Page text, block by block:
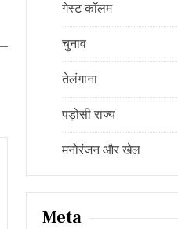
गेस्ट कॉलम
चुनाव
तेलंगाना
पड़ोसी राज्य
मनोरंजन और खेल
Meta